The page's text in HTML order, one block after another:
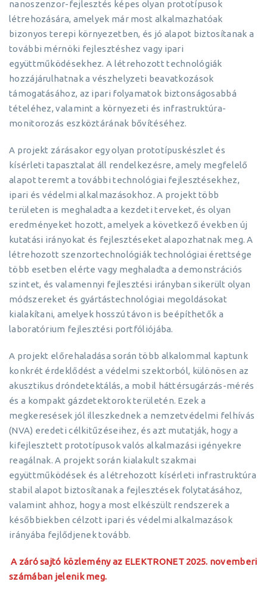
nanoszenzor-fejlesztés képes olyan prototípusok
létrehozására, amelyek már most alkalmazhatóak
bizonyos terepi környezetben, és jó alapot biztosítanak a
további mérnöki fejlesztéshez vagy ipari
együttműködésekhez. A létrehozott technológiák
hozzájárulhatnak a vészhelyzeti beavatkozások
támogatásához, az ipari folyamatok biztonságosabbá
tételéhez, valamint a környezeti és infrastruktúra-
monitorozás eszköztárának bővítéséhez.
A projekt zárásakor egy olyan prototípuskészlet és
kísérleti tapasztalat áll rendelkezésre, amely megfelelő
alapot teremt a további technológiai fejlesztésekhez,
ipari és védelmi alkalmazásokhoz. A projekt több
területen is meghaladta a kezdeti terveket, és olyan
eredményeket hozott, amelyek a következő években új
kutatási irányokat és fejlesztéseket alapozhatnak meg. A
létrehozott szenzortechnológiák technológiai érettsége
több esetben elérte vagy meghaladta a demonstrációs
szintet, és valamennyi fejlesztési irányban sikerült olyan
módszereket és gyártástechnológiai megoldásokat
kialakítani, amelyek hosszú távon is beépíthetők a
laboratórium fejlesztési portfóliójába.
A projekt előrehaladása során több alkalommal kaptunk
konkrét érdeklődést a védelmi szektorból, különösen az
akusztikus dróndetektálás, a mobil háttérsugárzás-mérés
és a kompakt gázdetektorok területén. Ezek a
megkeresések jól illeszkednek a nemzetvédelmi felhívás
(NVA) eredeti célkitűzéseihez, és azt mutatják, hogy a
kifejlesztett prototípusok valós alkalmazási igényekre
reagálnak. A projekt során kialakult szakmai
együttműködések és a létrehozott kísérleti infrastruktúra
stabil alapot biztosítanak a fejlesztések folytatásához,
valamint ahhoz, hogy a most elkészült rendszerek a
későbbiekben célzott ipari és védelmi alkalmazások
irányába fejlődjenek tovább.
A záró sajtó közlemény az ELEKTRONET 2025. novemberi
számában jelenik meg.